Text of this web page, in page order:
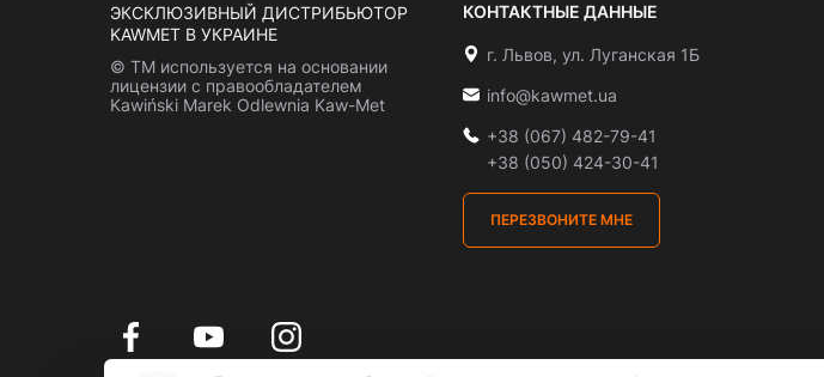
ЭКСКЛЮЗИВНЫЙ ДИСТРИБЬЮТОР
KAWMET В УКРАИНЕ
© ТМ используется на основании
лицензии с правообладателем
Kawiński Marek Odlewnia Kaw-Met
КОНТАКТНЫЕ ДАННЫЕ
г. Львов, ул. Луганская 1Б
info@kawmet.ua
+38 (067) 482-79-41
+38 (050) 424-30-41
ПЕРЕЗВОНИТЕ МНЕ